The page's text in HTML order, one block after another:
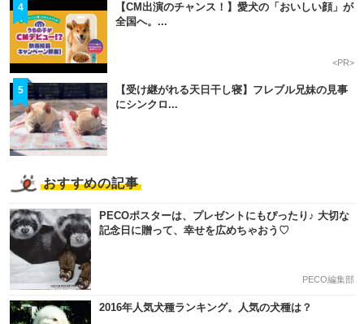
4
【CM出演のチャンス！】愛犬の「おいしい顔」が
全国へ。...
<PR>
5
【受け継がれる天日干し寝】フレブル兄妹の見事
にシンクロ...
おすすめの記事
PECOポスターは、プレゼントにもぴったり♪ 大切な
記念日に贈って、幸せを広めちゃおう♡
PECO編集部
2016年人気犬種ランキング。人気の犬種は？